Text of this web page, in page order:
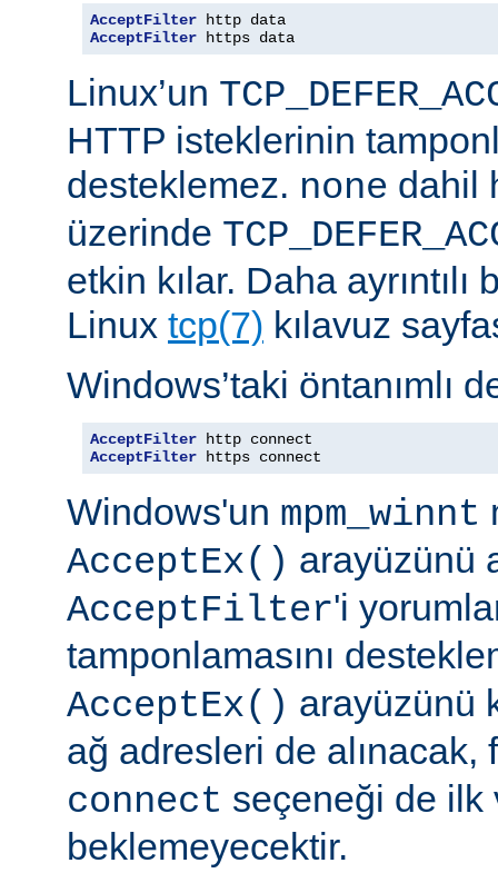
AcceptFilter
AcceptFilter https data
Linux’un
HTTP isteklerinin
desteklemez. none dahil
üzerinde
etkin kılar. Daha
Linux tcp(7) kılavuz
Windows’taki öntanımlı
AcceptFilter
AcceptFilter https connect
Windows'un mpm_winnt
AcceptEx() arayüzünü
AcceptFilter'i
tamponlamasını
AcceptEx() arayüzünü
ağ adresleri de alınacak,
connect seçeneği de ilk
beklemeyecektir.